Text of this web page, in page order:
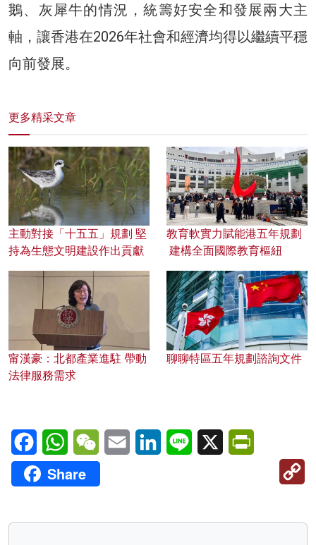
鵝、灰犀牛的情況，統籌好安全和發展兩大主
軸，讓香港在2026年社會和經濟均得以繼續平穩
向前發展。
更多精采文章
主動對接「十五五」規劃 堅
持為生態文明建設作出貢獻
教育軟實力賦能港五年規劃
建構全面國際教育樞紐
甯漢豪：北都產業進駐 帶動
法律服務需求
聊聊特區五年規劃諮詢文件
FacebookWhatsAppWeChatEmail LinkedInLine X
Share